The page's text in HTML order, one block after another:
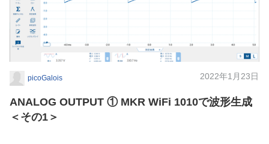
picoGalois 2022年1月23日
ANALOG OUTPUT ① MKR WiFi 1010で波形生成
＜その1＞